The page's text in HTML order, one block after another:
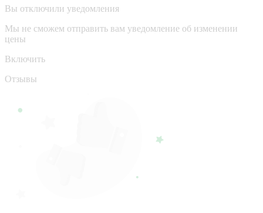
Вы отключили уведомления
Мы не сможем отправить вам уведомление об изменении
цены
Включить
Отзывы